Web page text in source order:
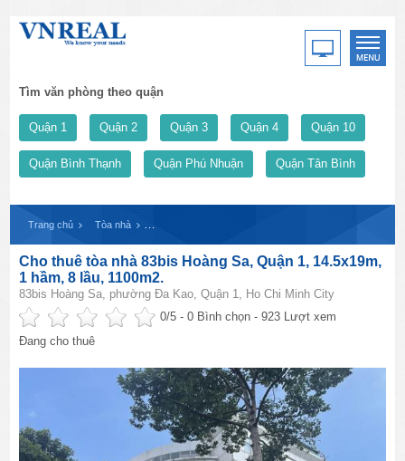
Tìm văn phòng theo quận
Quận 1 Quận 2 Quận 3 Quận 4 Quận 10
Quận Bình Thạnh Quận Phú Nhuận Quận Tân Bình
Trang chủ Tòa nhà
Cho thuê tòa nhà 83bis Hoàng Sa, Quận 1, 14.5x19m,
1 hầm, 8 lầu, 1100m2.
83bis Hoàng Sa, phường Đa Kao, Quận 1, Ho Chi Minh City
0/5 -0 Bình chọn - 923 Lượt xem
Đang cho thuê